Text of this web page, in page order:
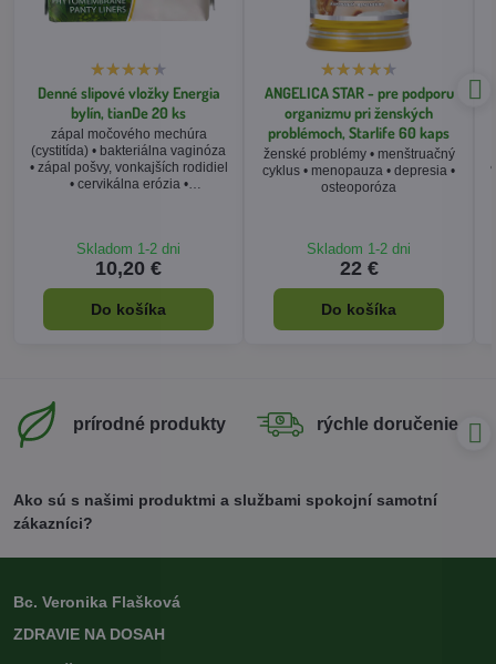
Denné slipové vložky Energia
bylín, tianDe 20 ks
zápal močového mechúra
(cystitída) • bakteriálna vaginóza
• zápal pošvy, vonkajších rodidiel
• cervikálna erózia •
Skladom 1-2 dni
10,20 €
Do košíka
ANGELICA STAR - pre podporu
organizmu pri ženských
problémoch, Starlife 60 kaps
ženské problémy • menštruačný
cyklus • menopauza • depresia •
osteoporóza
Skladom 1-2 dni
22 €
Do košíka
prírodné produkty rýchle doručenie
Ako sú s našimi produktmi a službami spokojní samotní
zákazníci?
Bc. Veronika Flašková
ZDRAVIE NA DOSAH